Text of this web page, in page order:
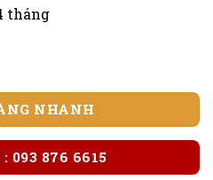
tháng
NHANH
093 876 6615